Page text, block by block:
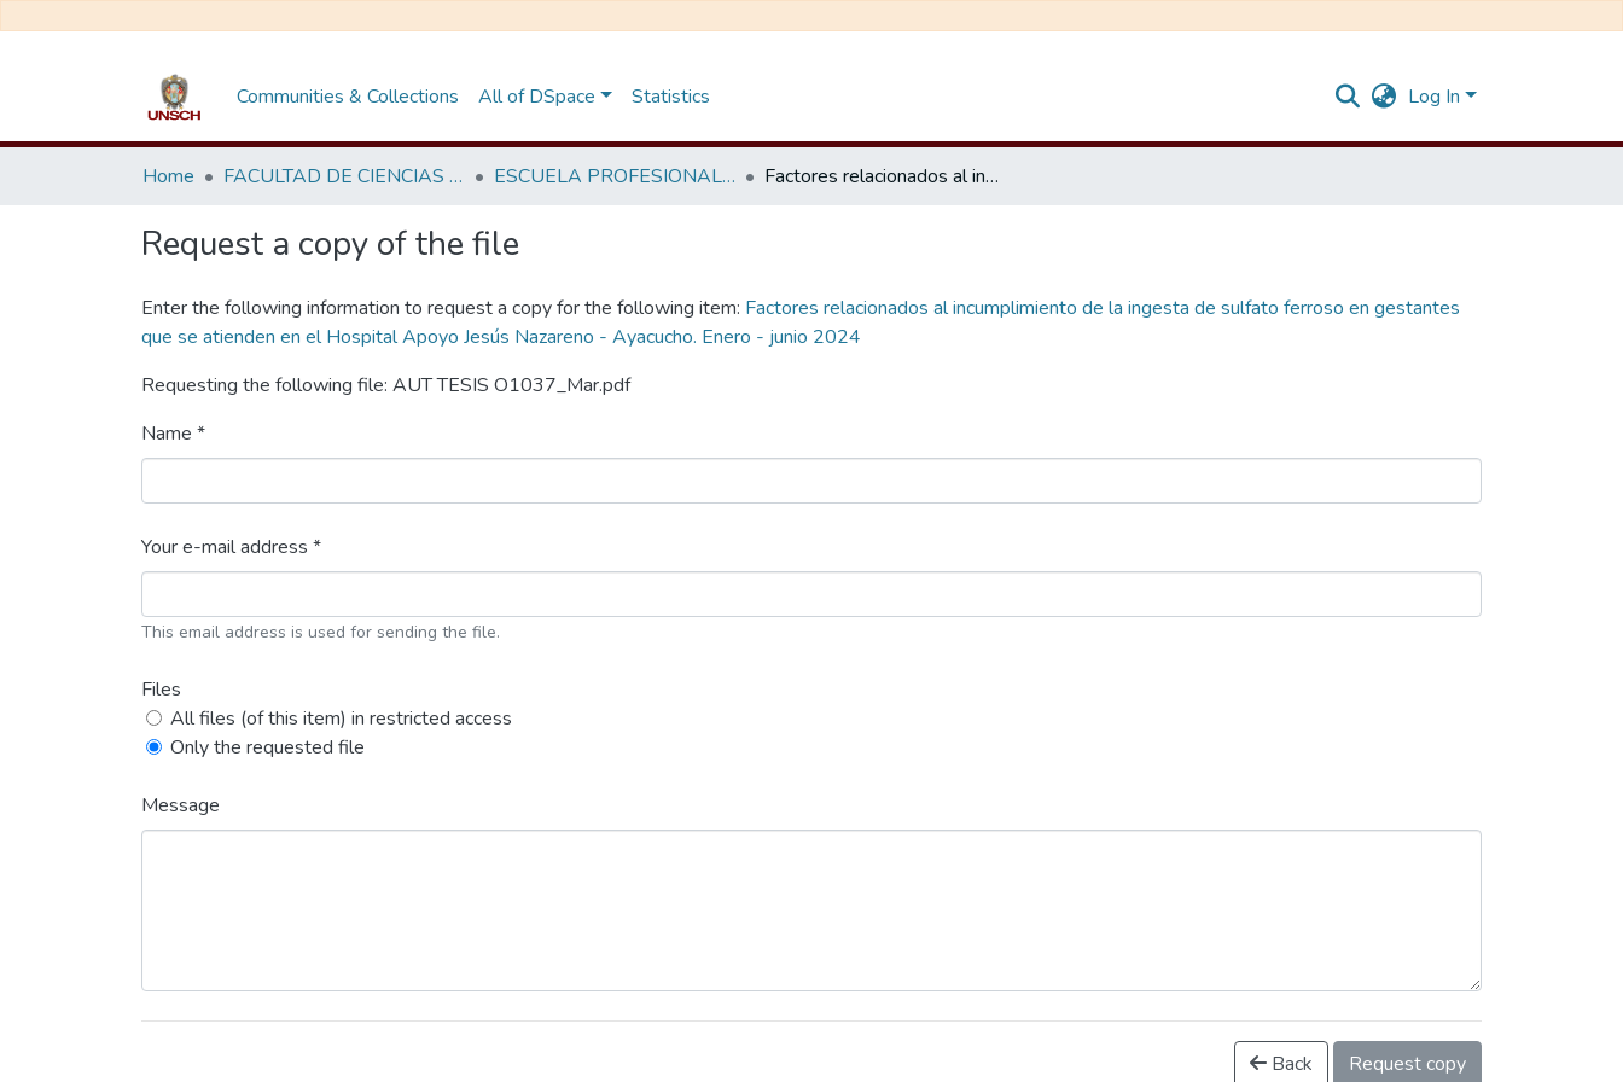
Communities & Collections All of DSpace Statistics Log In
Home FACULTAD DE CIENCIAS DE LA SALUD ESCUELA PROFESIONAL DE OBSTETRICIA Factores relacionados al incumplimiento de la ingesta de sulfato ferroso en gestantes que se atienden en el Hospital Apoyo Jesús Nazareno - Ayacucho. Enero - junio 2024
Request a copy of the file
Enter the following information to request a copy for the following item: Factores relacionados al incumplimiento de la ingesta de sulfato ferroso en gestantes
que se atienden en el Hospital Apoyo Jesús Nazareno - Ayacucho. Enero - junio 2024
Requesting the following file: AUT TESIS O1037_Mar.pdf
Name *
Your e-mail address *
This email address is used for sending the file.
Files
All files (of this item) in restricted access
Only the requested file
Message
Back Request copy